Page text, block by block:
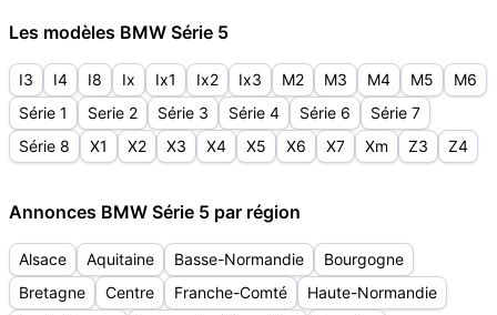
Les modèles BMW Série 5
I3 I4 I8 Ix Ix1 Ix2 Ix3 M2 M3 M4 M5
M6
Série 1
Serie 2 Série 3 Série 4 Série 6
Série 7
Série 8
X1 X2 X3 X4 X5 X6 X7 Xm Z3 Z4
Annonces BMW Série 5 par région
Alsace Aquitaine Basse-Normandie
Bourgogne
Bretagne
Centre Franche-Comté
Haute-Normandie